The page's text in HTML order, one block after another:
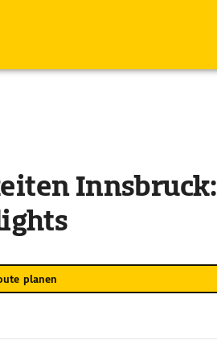
Innsbruck:
planen